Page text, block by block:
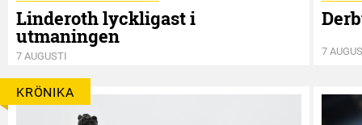
Linderoth lyckligast i
utmaningen
7 AUGUSTI 7
KRÖNIKA